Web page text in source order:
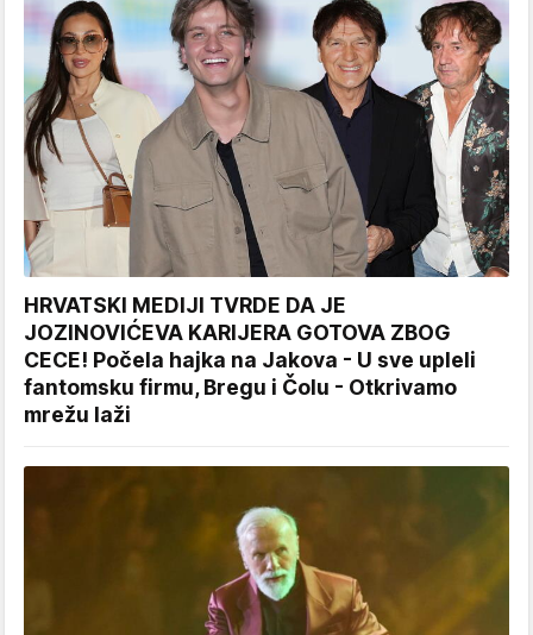
HRVATSKI MEDIJI TVRDE DA JE
JOZINOVIĆEVA KARIJERA GOTOVA ZBOG
CECE! Počela hajka na Jakova - U sve upleli
fantomsku firmu, Bregu i Čolu - Otkrivamo
mrežu laži